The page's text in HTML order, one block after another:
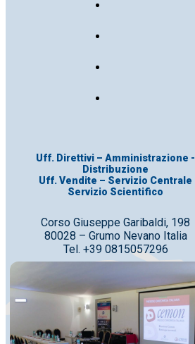
Uff. Direttivi – Amministrazione -
Distribuzione
Uff. Vendite – Servizio Centrale
Servizio Scientifico
Corso Giuseppe Garibaldi, 198
80028 – Grumo Nevano Italia
Tel. +39 0815057296